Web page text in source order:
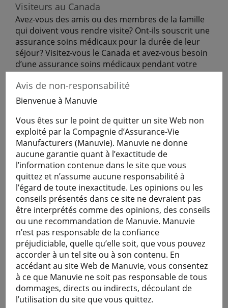
Avis de non-responsabilité
Bienvenue à Manuvie
Vous êtes sur le point de quitter un site Web non
exploité par la Compagnie d’Assurance-Vie
Manufacturers (Manuvie). Manuvie ne donne
aucune garantie quant à l’exactitude de
l’information contenue dans le site que vous
quittez et n’assume aucune responsabilité à
l’égard de toute inexactitude. Les opinions ou les
conseils présentés dans ce site ne devraient pas
être interprétés comme des opinions, des conseils
ou une recommandation de Manuvie. Manuvie
n’est pas responsable de la confiance
préjudiciable, quelle qu’elle soit, que vous pouvez
accorder à un tel site ou à son contenu. En
accédant au site Web de Manuvie, vous consentez
à ce que Manuvie ne soit pas responsable de tous
dommages, directs ou indirects, découlant de
l’utilisation du site que vous quittez.
Visiteurs au Canada
Avez-vous des amis ou des membres de la famille
qui doivent vous rendre visite? Ont-ils souscrit une
assurance soins médicaux pour la durée de leur
séjour? Visitez-vous le Canada et avez-vous besoin
d’une assurance soins médicaux pendant votre
séjour?
Lorsque des visiteurs venant au Canada se
procurent l’Assurance voyage.
Obtenir une soumission
En savoir plus
Étudiants
L’Assurance voyage pour étudiants offre aux
étudiants poursuivant leurs études loin de la
demeure familiale une façon économique et
sensée de se protéger contre les dépenses liées
notamment aux soins médicaux d’urgence et aux
soins de santé de base.
Les régimes sont offerts :